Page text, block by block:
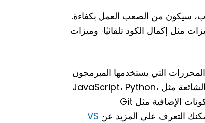
سيكون من الصعب العمل بكفاءة.
مثل إكمال الكود تلقائيًا، وميزات
التي يستخدمها المبرمجون
في العالم. يتمتع بواجهة مستخدم سلسة ويدعم جميع لغات البرمجة الشائعة مثل JavaScript، Python،
هو دعمه الكبير للمكونات الإضافية مثل Git
VS